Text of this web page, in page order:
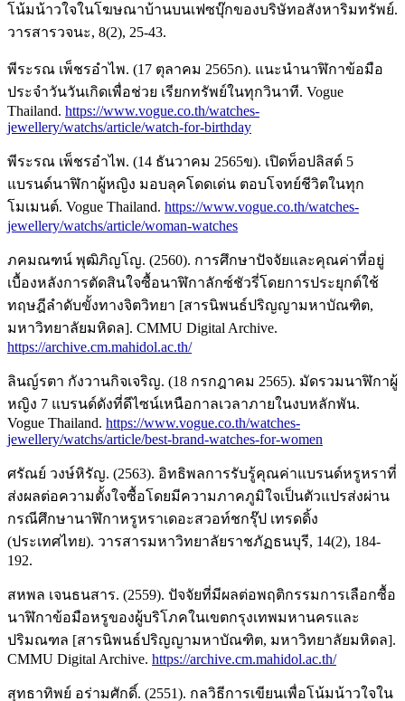
โน้มน้าวใจในโฆษณาบ้านบนเฟซบุ๊กของบริษัทอสังหาริมทรัพย์.
วารสารวจนะ, 8(2), 25-43.
พีระรณ เพ็ชรอำไพ. (17 ตุลาคม 2565ก). แนะนำนาฬิกาข้อมือ
ประจำวันวันเกิดเพื่อช่วย เรียกทรัพย์ในทุกวินาที. Vogue
Thailand. https://www.vogue.co.th/watches-
jewellery/watchs/article/watch-for-birthday
พีระรณ เพ็ชรอำไพ. (14 ธันวาคม 2565ข). เปิดท็อปลิสต์ 5
แบรนด์นาฬิกาผู้หญิง มอบลุคโดดเด่น ตอบโจทย์ชีวิตในทุก
โมเมนต์. Vogue Thailand. https://www.vogue.co.th/watches-
jewellery/watchs/article/woman-watches
ภคมณฑน์ พุฒิภิญโญ. (2560). การศึกษาปัจจัยและคุณค่าที่อยู่
เบื้องหลังการตัดสินใจซื้อนาฬิกาลักซ์ชัวรี่โดยการประยุกต์ใช้
ทฤษฎีลำดับขั้งทางจิตวิทยา [สารนิพนธ์ปริญญามหาบัณฑิต,
มหาวิทยาลัยมหิดล]. CMMU Digital Archive.
https://archive.cm.mahidol.ac.th/
ลินญ์รตา กังวานกิจเจริญ. (18 กรกฎาคม 2565). มัดรวมนาฬิกาผู้
หญิง 7 แบรนด์ดังที่ดีไซน์เหนือกาลเวลาภายในงบหลักพัน.
Vogue Thailand. https://www.vogue.co.th/watches-
jewellery/watchs/article/best-brand-watches-for-women
ศรัณย์ วงษ์หิรัญ. (2563). อิทธิพลการรับรู้คุณค่าแบรนด์หรูหราที่
ส่งผลต่อความตั้งใจซื้อโดยมีความภาคภูมิใจเป็นตัวแปรส่งผ่าน
กรณีศึกษานาฬิกาหรูหราเดอะสวอท์ชกรุ๊ป เทรดดิ้ง
(ประเทศไทย). วารสารมหาวิทยาลัยราชภัฏธนบุรี, 14(2), 184-
192.
สหพล เจนธนสาร. (2559). ปัจจัยที่มีผลต่อพฤติกรรมการเลือกซื้อ
นาฬิกาข้อมือหรูของผู้บริโภคในเขตกรุงเทพมหานครและ
ปริมณฑล [สารนิพนธ์ปริญญามหาบัณฑิต, มหาวิทยาลัยมหิดล].
CMMU Digital Archive. https://archive.cm.mahidol.ac.th/
สุทธาทิพย์ อร่ามศักดิ์. (2551). กลวิธีการเขียนเพื่อโน้มน้าวใจใน